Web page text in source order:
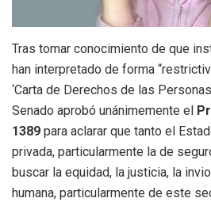
Tras tomar conocimiento de que
han interpretado de forma
‘Carta de Derechos de las
Senado aprobó unánimemente el
1389 para aclarar que tanto el
privada, particularmente la de
buscar la equidad, la justicia, la
humana, particularmente de este